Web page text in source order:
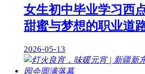
女生初中毕业学习西
甜蜜与梦想的职业道
2026-05-13